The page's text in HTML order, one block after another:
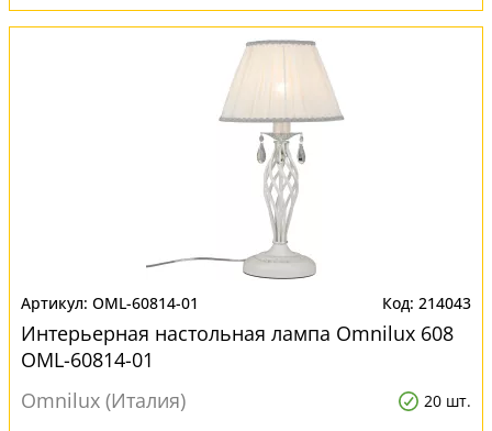
OML-60814-01 214043
Интерьерная настольная лампа Omnilux 608
OML-60814-01
Omnilux (Италия)
20 шт.